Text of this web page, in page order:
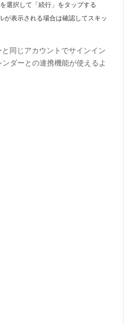
選択して「続行」をタップする
が表示される場合は確認してスキッ
同じアカウントでサインイン
ダーとの連携機能が使えるよ